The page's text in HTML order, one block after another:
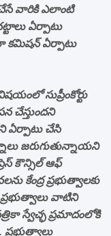
వారికి ఎలాంటి
ఏర్పాటు
ఏర్పాటు
సుప్రీంకోర్టు
చేస్తుందని
ఏర్పాటు చేసి
జరుగుతున్నాయని
కౌన్సిల్ ఆఫ్
కేంద్ర ప్రభుత్వాలకు
ప్రభుత్వాలు వాటిని
స్వేచ్ఛ ప్రమాదంలోకి